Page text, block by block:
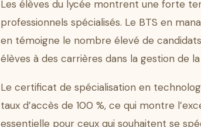
Les élèves du lycée montrent une forte
professionnels spécialisés. Le BTS en
en témoigne le nombre élevé de
élèves à des carrières dans la gestion de
Le certificat de spécialisation en
taux d’accès de 100 %, ce qui montre
essentielle pour ceux qui souhaitent se